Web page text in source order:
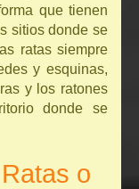
que tienen
sitios donde se
ratas siempre
y esquinas,
y los ratones
donde se
o